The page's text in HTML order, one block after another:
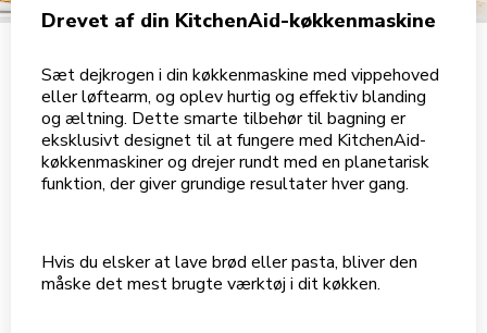
Drevet af din KitchenAid-køkkenmaskine
Sæt dejkrogen i din køkkenmaskine med vippehoved
eller løftearm, og oplev hurtig og effektiv blanding
og æltning. Dette smarte tilbehør til bagning er
eksklusivt designet til at fungere med KitchenAid-
køkkenmaskiner og drejer rundt med en planetarisk
funktion, der giver grundige resultater hver gang.
Hvis du elsker at lave brød eller pasta, bliver den
måske det mest brugte værktøj i dit køkken.